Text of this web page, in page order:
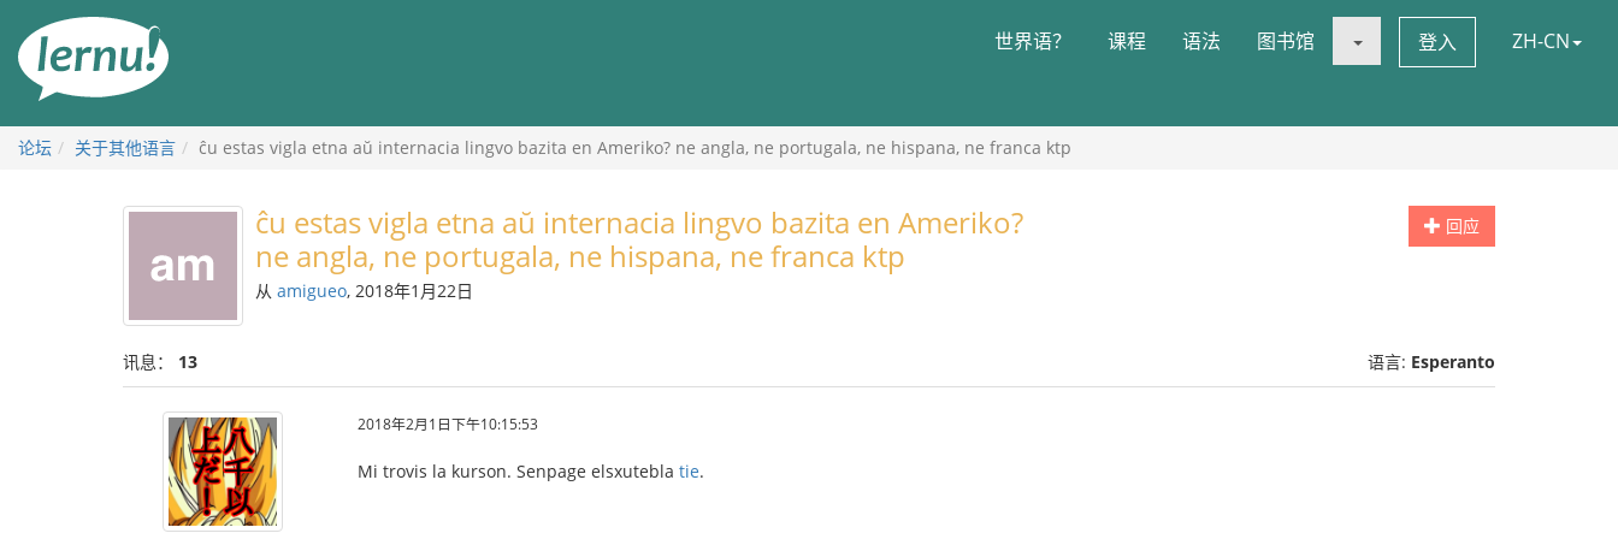
世界语？ 课程 语法 图书馆 登入 ZH-CN
论坛 关于其他语言 ĉu estas vigla etna aŭ internacia lingvo bazita en Ameriko? ne angla, ne portugala, ne hispana, ne franca ktp
回应
ĉu estas vigla etna aŭ internacia lingvo bazita en Ameriko?
ne angla, ne portugala, ne hispana, ne franca ktp
从 amigueo, 2018年1月22日
讯息： 13 语言: Esperanto
2018年2月1日下午10:15:53
Mi trovis la kurson. Senpage elsxutebla tie.